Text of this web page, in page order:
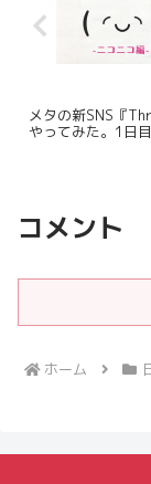
メタの新SNS『
やってみた。1日
コメント
ホーム